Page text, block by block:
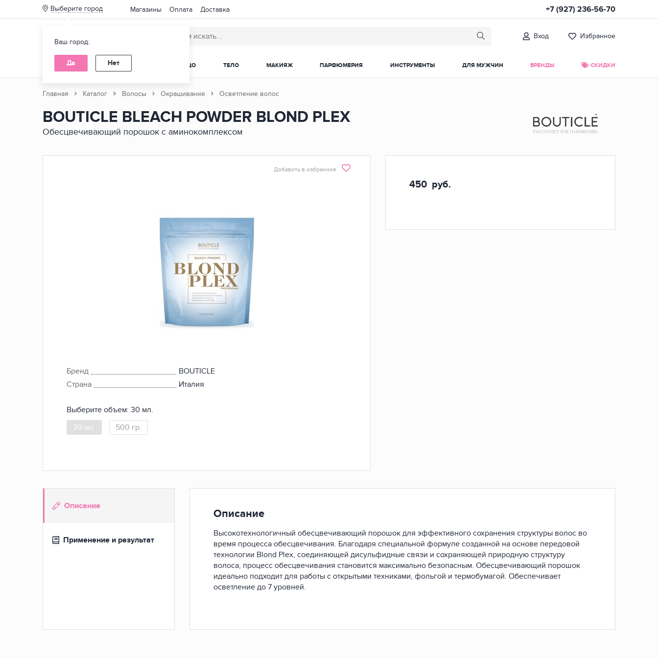
Выберите город
Ваш город:
Да Нет
Магазины Оплата Доставка +7 (927) 236-56-70
Вход Избранное
КАТАЛОГ ТОВАРОВ ЛИЦО ТЕЛО МАКИЯЖ ПАРФЮМЕРИЯ ИНСТРУМЕНТЫ ДЛЯ МУЖЧИН БРЕНДЫ СКИДКИ
Главная Каталог Волосы Окрашивание Осветление волос
BOUTICLE BLEACH POWDER BLOND PLEX
Обесцвечивающий порошок c аминокомплексом
Бренд
BOUTICLE
Страна
Италия
Выберите объем: 30 мл.
30 мл.
500 гр.
Добавить в избранное
450 руб.
Описание
Применение и результат
Описание
Высокотехнологичный обесцвечивающий порошок для эффективного сохранения структуры волос во
время процесса обесцвечивания. Благодаря специальной формуле созданной на основе передовой
технологии Blond Plex, соединяющей дисульфидные связи и сохраняющей природную структуру
волоса, процесс обесцвечивания становится максимально безопасным. Обесцвечивающий порошок
идеально подходит для работы с открытыми техниками, фольгой и термобумагой. Обеспечивает
осветление до 7 уровней.